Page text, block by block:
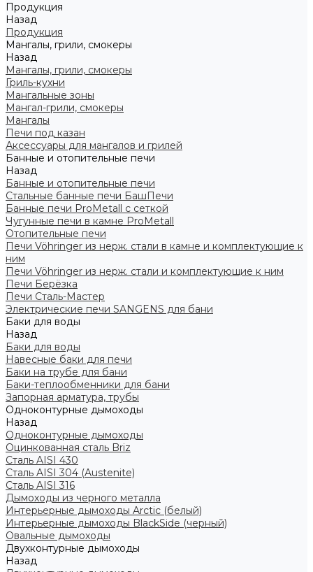
Продукция
Назад
Продукция
Мангалы, грили, смокеры
Назад
Мангалы, грили, смокеры
Гриль-кухни
Мангальные зоны
Мангал-грили, смокеры
Мангалы
Печи под казан
Аксессуары для мангалов и грилей
Банные и отопительные печи
Назад
Банные и отопительные печи
Стальные банные печи БашПечи
Банные печи ProMetall с сеткой
Чугунные печи в камне ProMetall
Отопительные печи
Печи Vöhringer из нерж. стали в камне и комплектующие к
ним
Печи Vöhringer из нерж. стали и комплектующие к ним
Печи Берёзка
Печи Сталь-Мастер
Электрические печи SANGENS для бани
Баки для воды
Назад
Баки для воды
Навесные баки для печи
Баки на трубе для бани
Баки-теплообменники для бани
Запорная арматура, трубы
Одноконтурные дымоходы
Назад
Одноконтурные дымоходы
Оцинкованная сталь Briz
Сталь AISI 430
Сталь AISI 304 (Austenite)
Сталь AISI 316
Дымоходы из черного металла
Интерьерные дымоходы Arctic (белый)
Интерьерные дымоходы BlackSide (черный)
Овальные дымоходы
Двухконтурные дымоходы
Назад